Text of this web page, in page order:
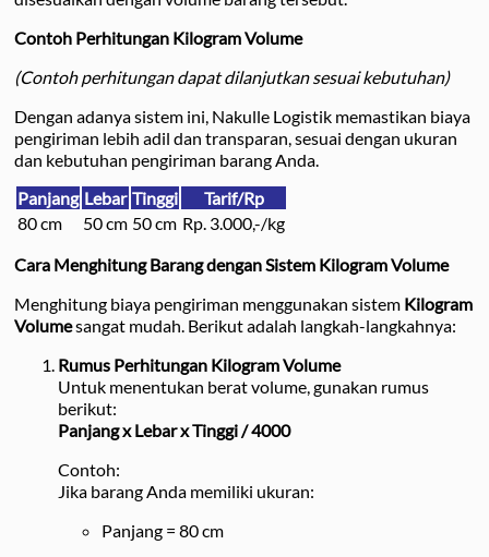
Contoh Perhitungan Kilogram Volume
(Contoh perhitungan dapat dilanjutkan sesuai kebutuhan)
Dengan adanya sistem ini, Nakulle Logistik memastikan biaya
pengiriman lebih adil dan transparan, sesuai dengan ukuran
dan kebutuhan pengiriman barang Anda.
Panjang Lebar Tinggi
Tarif/Rp
80 cm
50 cm 50 cm Rp. 3.000,-/kg
Cara Menghitung Barang dengan Sistem Kilogram Volume
Menghitung biaya pengiriman menggunakan sistem Kilogram
Volumesangat mudah. Berikut adalah langkah-langkahnya:
Rumus Perhitungan Kilogram Volume
Untuk menentukan berat volume, gunakan rumus
berikut:
Panjang x Lebar x Tinggi / 4000
Contoh:
Jika barang Anda memiliki ukuran:
Panjang = 80 cm